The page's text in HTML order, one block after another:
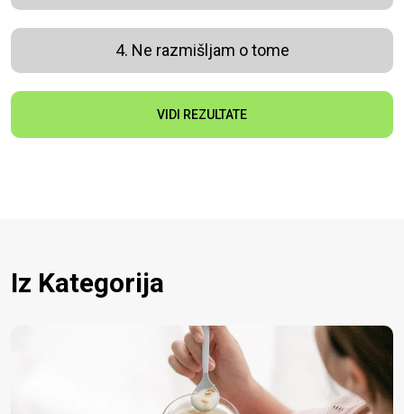
4. Ne razmišljam o tome
VIDI REZULTATE
Iz Kategorija